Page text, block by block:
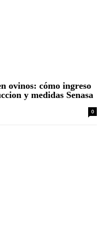
ovinos: cómo ingreso
y medidas Senasa
0